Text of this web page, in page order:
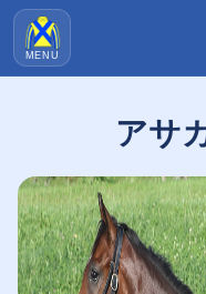
MENU
アサ